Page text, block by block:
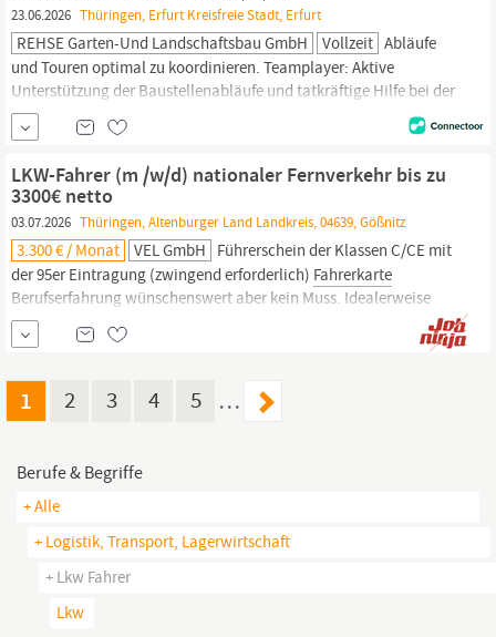
23.06.2026 Thüringen, Erfurt Kreisfreie Stadt, Erfurt
REHSE Garten-Und Landschaftsbau GmbH Vollzeit Abläufe
und Touren optimal zu koordinieren. Teamplayer: Aktive
Unterstützung der Baustellenabläufe und tatkräftige Hilfe bei der
Betreuung unserer vielseitigen Pflegeobjekte Das wünschen wir
uns von dir Das bringst du mit:
Einen gültigen
Führerschein der Klasse C oder C1. Praxis-Gen: Technisches
Verständnis für die sichere Bedienung von...
LKW-Fahrer (m /w/d) nationaler Fernverkehr bis zu
3300€ netto
03.07.2026 Thüringen, Altenburger Land Landkreis, 04639, Gößnitz
3.300 € / Monat VEL GmbH Führerschein der Klassen C/CE mit
der 95er Eintragung (zwingend erforderlich) Fahrerkarte
Berufserfahrung wünschenswert aber kein Muss. Idealerweise
Erfahrung im Umgang mit Saugfahrzeugen Sprachkenntnisse:
Deutsch in Wort und Schrift (Niveau B2) Bereitschaft zum Fahren
1 2 3 4 5 …
Berufe & Begriffe
+ Alle
+ Logistik, Transport, Lagerwirtschaft
+ Lkw Fahrer
Lkw